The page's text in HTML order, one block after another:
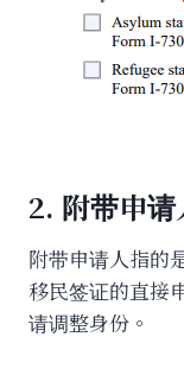
2. 附带申请
附带申请人指的
移民签证的直接
请调整身份。